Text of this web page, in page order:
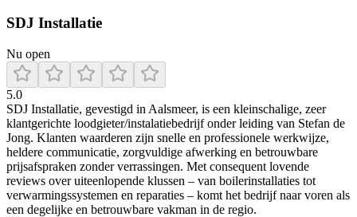
SDJ Installatie
Nu open
5.0
SDJ Installatie, gevestigd in Aalsmeer, is een kleinschalige, zeer
klantgerichte loodgieter/instalatiebedrijf onder leiding van Stefan de
Jong. Klanten waarderen zijn snelle en professionele werkwijze,
heldere communicatie, zorgvuldige afwerking en betrouwbare
prijsafspraken zonder verrassingen. Met consequent lovende
reviews over uiteenlopende klussen – van boilerinstallaties tot
verwarmingssystemen en reparaties – komt het bedrijf naar voren als
een degelijke en betrouwbare vakman in de regio.